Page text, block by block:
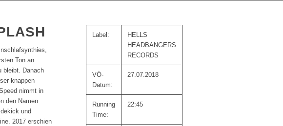
Ton an
bleibt. Danach
knappen
nimmt in
den Namen
und
2017 erschien
Label:
HELLS
HEADBANGERS
RECORDS
VÖ-
Datum:
27.07.2018
Running
Time:
22:45